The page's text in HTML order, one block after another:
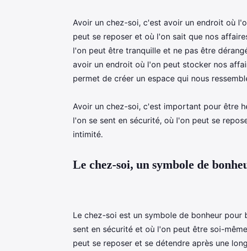
Avoir un chez-soi, c'est avoir un endroit où
peut se reposer et où l'on sait que nos
l'on peut être tranquille et ne pas être
avoir un endroit où l'on peut stocker nos
permet de créer un espace qui nous
Avoir un chez-soi, c'est important pour être
l'on se sent en sécurité, où l'on peut se
intimité.
Le chez-soi, un symbole de
Le chez-soi est un symbole de bonheur
sent en sécurité et où l'on peut être soi-
peut se reposer et se détendre après une